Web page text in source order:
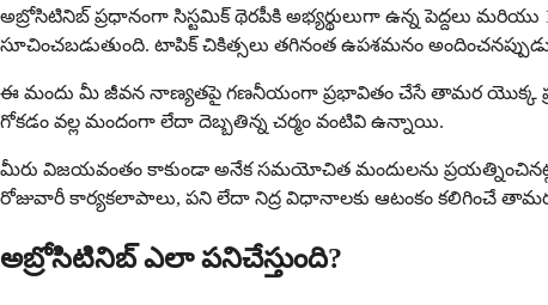
అబ్రోసిటినిబ్ ప్రధానంగా సిస్టమిక్ థెరపీకి అభ్యర్థులుగా ఉన్న పెద్దలు
సూచించబడుతుంది. టాపిక్ చికిత్సలు తగినంత ఉపశమనం
ఈ మందు మీ జీవన నాణ్యతపై గణనీయంగా ప్రభావితం చేసే తామర యొక్క
గోకడం వల్ల మందంగా లేదా దెబ్బతిన్న చర్మం వంటివి ఉన్నాయి.
మీరు విజయవంతం కాకుండా అనేక సమయోచిత మందులను
రోజువారీ కార్యకలాపాలు, పని లేదా నిద్ర విధానాలకు ఆటంకం కలిగించే
అబ్రోసిటినిబ్ ఎలా పనిచేస్తుంది?